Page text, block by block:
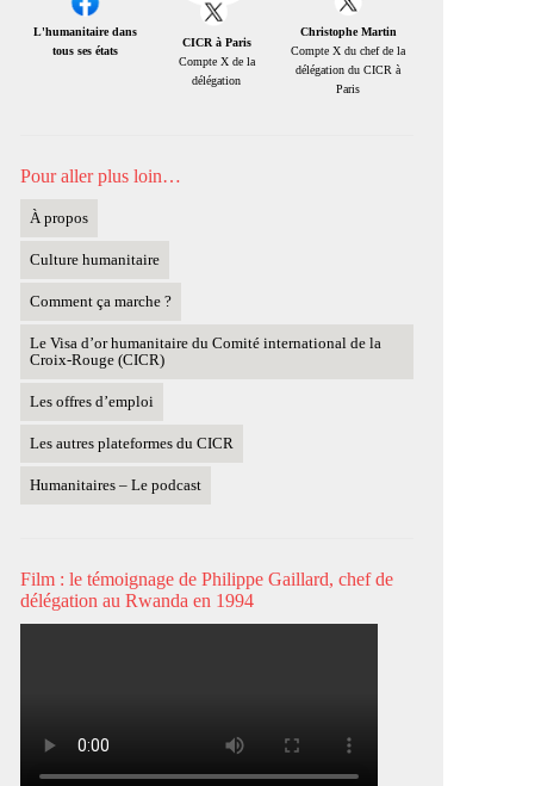
L'humanitaire dans
tous ses états
CICR à Paris
Compte X de la
délégation
Christophe Martin
Compte X du chef de la
délégation du CICR à
Paris
Pour aller plus loin…
À propos
Culture humanitaire
Comment ça marche ?
Le Visa d’or humanitaire du Comité international de la
Croix-Rouge (CICR)
Les offres d’emploi
Les autres plateformes du CICR
Humanitaires – Le podcast
Film : le témoignage de Philippe Gaillard, chef de
délégation au Rwanda en 1994